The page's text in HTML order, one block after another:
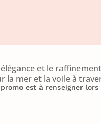
et le
mer et la voile à
est à renseigner